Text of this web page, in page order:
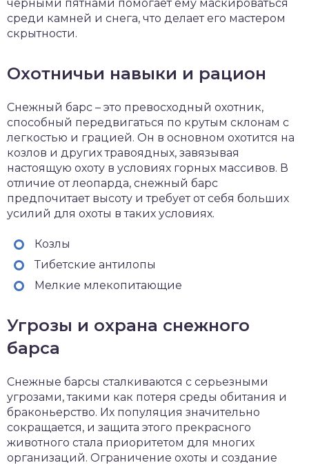
черными пятнами помогает ему маскироваться
среди камней и снега, что делает его мастером
скрытности.
Охотничьи навыки и рацион
Снежный барс – это превосходный охотник,
способный передвигаться по крутым склонам с
легкостью и грацией. Он в основном охотится на
козлов и других травоядных, завязывая
настоящую охоту в условиях горных массивов. В
отличие от леопарда, снежный барс
предпочитает высоту и требует от себя больших
усилий для охоты в таких условиях.
Козлы
Тибетские антилопы
Мелкие млекопитающие
Угрозы и охрана снежного
барса
Снежные барсы сталкиваются с серьезными
угрозами, такими как потеря среды обитания и
браконьерство. Их популяция значительно
сокращается, и защита этого прекрасного
животного стала приоритетом для многих
организаций. Ограничение охоты и создание